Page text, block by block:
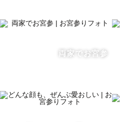
【岐阜県】
恵那市　　　＋2,000円
【愛知県】
両家でお宮参